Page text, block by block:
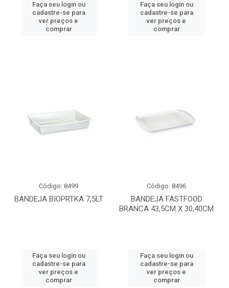
Faça seu login ou
cadastre-se para
ver preços e
comprar
Faça seu login ou
cadastre-se para
ver preços e
comprar
BANDEJA BIOPRTKA 7,5LT
Código: 8499
Faça seu login ou
cadastre-se para
ver preços e
comprar
BANDEJA FASTFOOD
BRANCA 43,5CM X 30,40CM
Código: 8496
Faça seu login ou
cadastre-se para
ver preços e
comprar